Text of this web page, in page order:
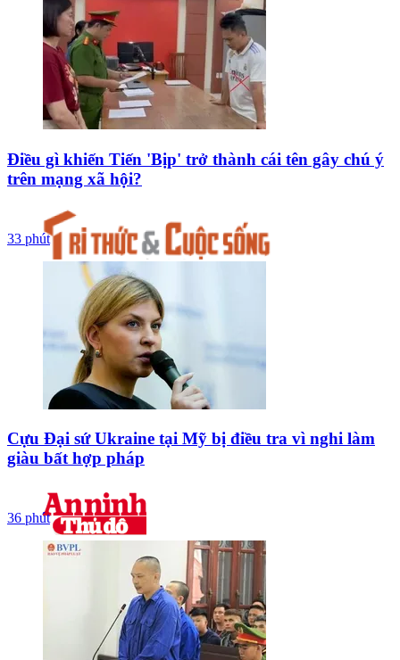
Điều gì khiến Tiến 'Bịp' trở thành cái tên gây chú ý
trên mạng xã hội?
33 phút
Cựu Đại sứ Ukraine tại Mỹ bị điều tra vì nghi làm
giàu bất hợp pháp
36 phút